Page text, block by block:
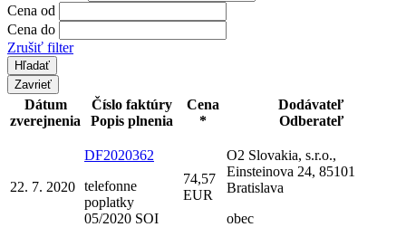
Cena od
Cena do
Zrušiť filter
Zavrieť
Dátum
zverejnenia
Číslo faktúry
Popis plnenia
Cena
*
Dodávateľ
Odberateľ
22. 7. 2020
DF2020362
telefonne
poplatky
05/2020 SOI
74,57
EUR
O2 Slovakia, s.r.o.,
Einsteinova 24, 85101
Bratislava
obec